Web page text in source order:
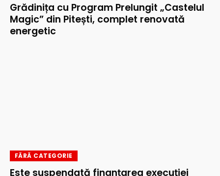
Grădinița cu Program Prelungit „Castelul
Magic” din Pitești, complet renovată
energetic
FĂRĂ CATEGORIE
Este suspendată finanțarea execuţiei